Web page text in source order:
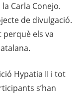
Carla Conejo.
de divulgació.
els va
Hypatia II i tot
s’han